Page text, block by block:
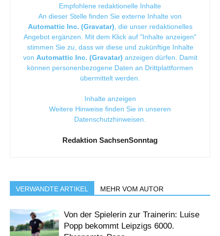
Empfohlene redaktionelle Inhalte
An dieser Stelle finden Sie externe Inhalte von
Automattic Inc. (Gravatar) , die unser redaktionelles
Angebot ergänzen. Mit dem Klick auf "Inhalte anzeigen"
stimmen Sie zu, dass wir diese und zukünftige Inhalte
von Automattic Inc. (Gravatar) anzeigen dürfen. Damit
können personenbezogene Daten an Drittplattformen
übermittelt werden.
Inhalte anzeigen
Weitere Hinweise finden Sie in unseren
Datenschutzhinweisen
Redaktion SachsenSonntag
VERWANDTE ARTIKEL MEHR VOM AUTOR
Von der Spielerin zur Trainerin: Luise
Popp bekommt Leipzigs 6000.